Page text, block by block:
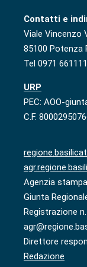
Contatti e
Viale Vincenzo
85100 Potenza
Tel 0971 661111
URP
PEC: AOO-
C.F.
Agenzia
Giunta
Registrazione
Direttore
Redazione